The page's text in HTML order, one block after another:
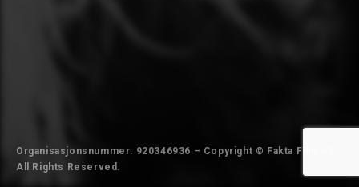
Organisasjonsnummer: 920346936 – Copyright © Fakta Film AS.
All Rights Reserved.